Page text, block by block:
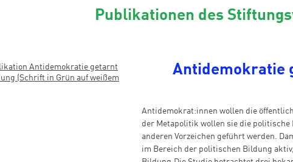
Publikationen des
Antidemokratie
Antidemokrat:innen wollen die
der Metapolitik wollen sie die
anderen Vorzeichen geführt werden.
im Bereich der politischen Bildung